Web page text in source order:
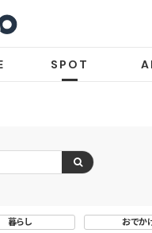
SPOT
暮らし おでか